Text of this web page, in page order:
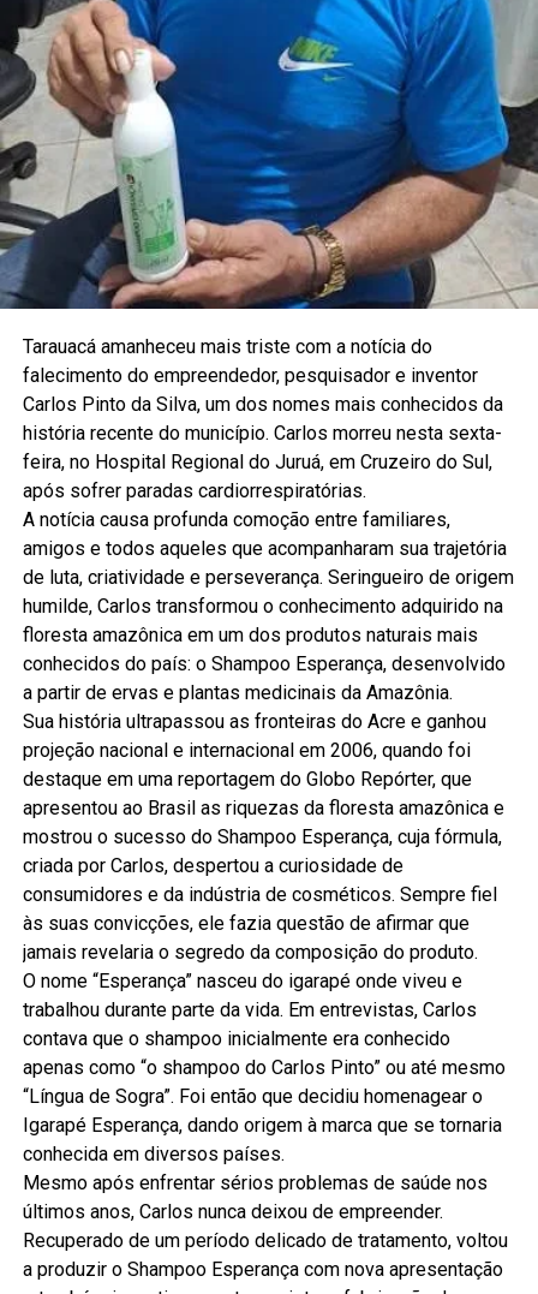
Tarauacá amanheceu mais triste com a notícia do
falecimento do empreendedor, pesquisador e inventor
Carlos Pinto da Silva, um dos nomes mais conhecidos da
história recente do município. Carlos morreu nesta sexta-
feira, no Hospital Regional do Juruá, em Cruzeiro do Sul,
após sofrer paradas cardiorrespiratórias.
A notícia causa profunda comoção entre familiares,
amigos e todos aqueles que acompanharam sua trajetória
de luta, criatividade e perseverança. Seringueiro de origem
humilde, Carlos transformou o conhecimento adquirido na
floresta amazônica em um dos produtos naturais mais
conhecidos do país: o Shampoo Esperança, desenvolvido
a partir de ervas e plantas medicinais da Amazônia.
Sua história ultrapassou as fronteiras do Acre e ganhou
projeção nacional e internacional em 2006, quando foi
destaque em uma reportagem do Globo Repórter, que
apresentou ao Brasil as riquezas da floresta amazônica e
mostrou o sucesso do Shampoo Esperança, cuja fórmula,
criada por Carlos, despertou a curiosidade de
consumidores e da indústria de cosméticos. Sempre fiel
às suas convicções, ele fazia questão de afirmar que
jamais revelaria o segredo da composição do produto.
O nome “Esperança” nasceu do igarapé onde viveu e
trabalhou durante parte da vida. Em entrevistas, Carlos
contava que o shampoo inicialmente era conhecido
apenas como “o shampoo do Carlos Pinto” ou até mesmo
“Língua de Sogra”. Foi então que decidiu homenagear o
Igarapé Esperança, dando origem à marca que se tornaria
conhecida em diversos países.
Mesmo após enfrentar sérios problemas de saúde nos
últimos anos, Carlos nunca deixou de empreender.
Recuperado de um período delicado de tratamento, voltou
a produzir o Shampoo Esperança com nova apresentação